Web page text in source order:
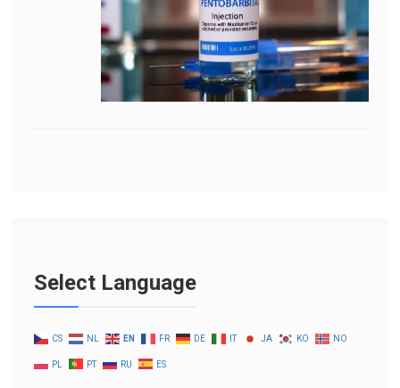
Select Language
CS NL EN FR DE JA KO NO
PL PT RU ES